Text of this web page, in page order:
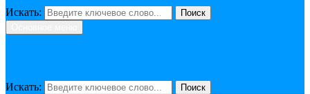
Искать:
Поиск
Искать: Поиск